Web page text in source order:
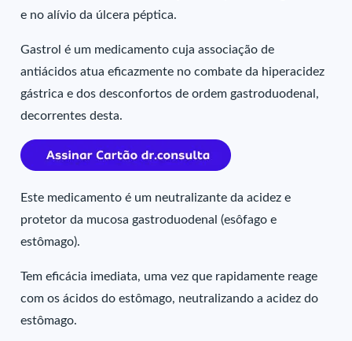
e no alívio da úlcera péptica.
Gastrol é um medicamento cuja associação de
antiácidos atua eficazmente no combate da hiperacidez
gástrica e dos desconfortos de ordem gastroduodenal,
decorrentes desta.
Este medicamento é um neutralizante da acidez e
protetor da mucosa gastroduodenal (esôfago e
estômago).
Tem eficácia imediata, uma vez que rapidamente reage
com os ácidos do estômago, neutralizando a acidez do
estômago.